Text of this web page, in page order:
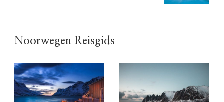
Noorwegen Reisgids